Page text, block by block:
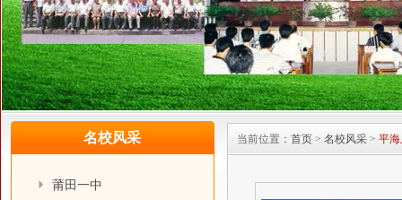
名校风采
莆田一中
当前位置： 首页 > 名校风采 > 平